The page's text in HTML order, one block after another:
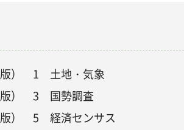
版） 1 土地・気象
版） 3 国勢調査
版） 5 経済センサス